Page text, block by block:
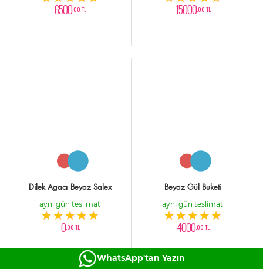
6500,00 TL 15000,00 TL
Dilek Agacı Beyaz Salex
aynı gün teslimat
0,00 TL
Beyaz Gül Buketi
aynı gün teslimat
4000,00 TL
WhatsApp'tan Yazın